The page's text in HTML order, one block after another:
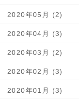
2020年05月 (2)
2020年04月 (3)
2020年03月 (2)
2020年02月 (3)
2020年01月 (3)